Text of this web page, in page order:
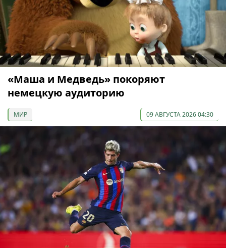
«Маша и Медведь» покоряют
немецкую аудиторию
МИР 09 АВГУСТА 2026 04:30